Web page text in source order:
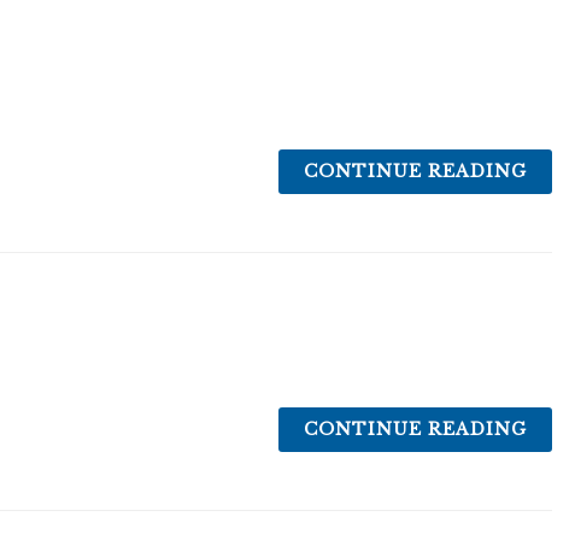
CONTINUE READING
CONTINUE READING